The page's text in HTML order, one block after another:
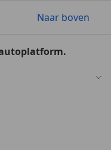
Naar boven